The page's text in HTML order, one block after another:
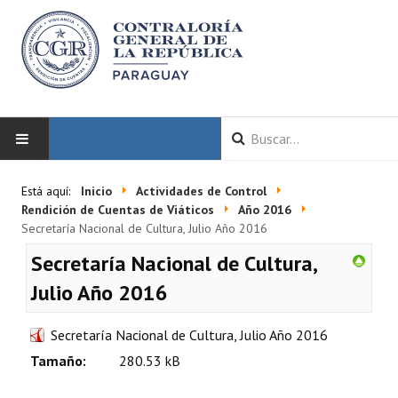
LA CGR
Autoridades
Misión y Visión
Marco Normativo
Está aquí: Inicio
Actividades de Control
Rendición de Cuentas de Viáticos
Año 2016
Secretaría Nacional de Cultura, Julio Año 2016
Secretaría Nacional de Cultura,
Julio Año 2016
Secretaría Nacional de Cultura, Julio Año 2016
Tamaño:
280.53 kB